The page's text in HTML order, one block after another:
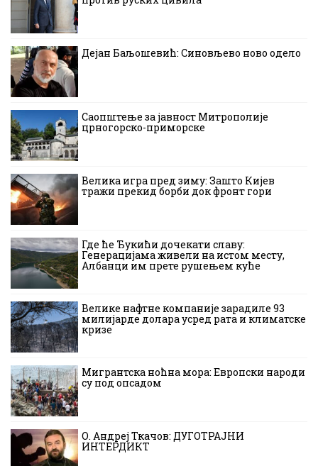
Дејан Баљошевић: Синовљево ново одело
Саопштење за јавност Митрополије
црногорско-приморске
Велика игра пред зиму: Зашто Кијев
тражи прекид борби док фронт гори
Где ће Ђукићи дочекати славу:
Генерацијама живели на истом месту,
Албанци им прете рушењем куће
Велике нафтне компаније зарадиле 93
милијарде долара усред рата и климатске
кризе
Мигрантска ноћна мора: Европски народи
су под опсадом
О. Андреј Ткачов: ДУГОТРАЈНИ
ИНТЕРДИКТ